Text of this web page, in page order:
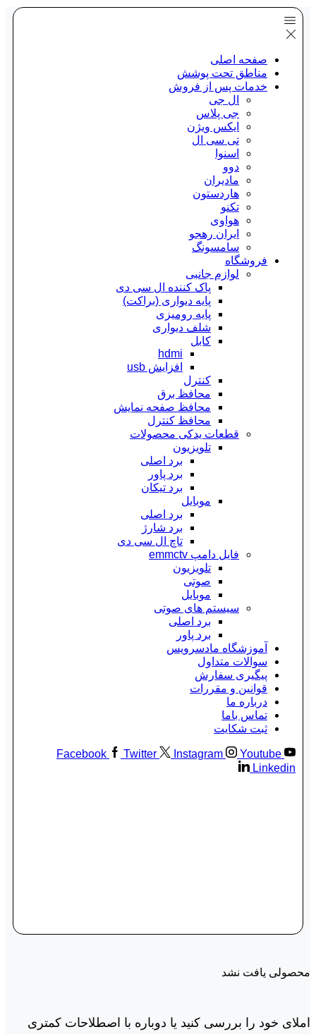
صفحه اصلی
مناطق تحت پوشش
خدمات پس از فروش
ال جی
جی پلاس
ایکس ویژن
تی سی ال
اسنوا
دوو
مادیران
هاردستون
تکنو
هواوی
ایران رهجو
سامسونگ
فروشگاه
لوازم جانبی
پاک کننده ال سی دی
پایه دیواری (براکت)
پایه رومیزی
شلف دیواری
کابل
hdmi
افزایش usb
کنترل
محافظ برق
محافظ صفحه نمایش
محافظ کنترل
قطعات یدکی محصولات
تلویزیون
برد اصلی
برد پاور
برد تیکان
موبایل
برد اصلی
برد شارژ
تاچ ال سی دی
فایل دامپ emmctv
تلویزیون
صوتی
موبایل
سیستم های صوتی
برد اصلی
برد پاور
آموزشگاه مادسرویس
سوالات متداول
پیگیری سفارش
قوانین و مقررات
درباره ما
تماس باما
ثبت شکایت
Facebook Twitter Instagram
Youtube
Linkedin
محصولی یافت نشد
املای خود را بررسی کنید یا دوباره با اصطلاحات کمتری